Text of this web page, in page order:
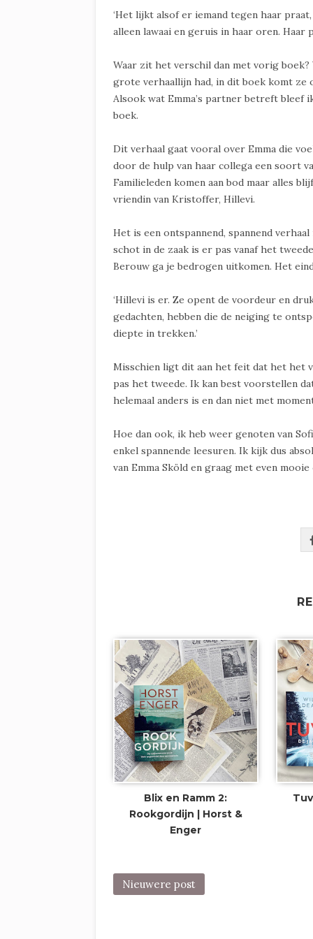
‘Het lijkt alsof er iemand tegen haar
alleen lawaai en geruis in haar oren. Haar
Waar zit het verschil dan met vorig boek?
grote verhaallijn had, in dit boek komt ze
Alsook wat Emma’s partner betreft
boek.
Dit verhaal gaat vooral over Emma die
door de hulp van haar collega een soort
Familieleden komen aan bod maar alles
vriendin van Kristoffer, Hillevi.
Het is een ontspannend, spannend
schot in de zaak is er pas vanaf het
Berouw ga je bedrogen uitkomen. Het
‘Hillevi is er. Ze opent de voordeur en
gedachten, hebben die de neiging te
diepte in trekken.’
Misschien ligt dit aan het feit dat het het
pas het tweede. Ik kan best voorstellen
helemaal anders is en dan niet met
Hoe dan ook, ik heb weer genoten van
enkel spannende leesuren. Ik kijk dus
van Emma Sköld en graag met even mooie
Blix en Ramm 2:
Rookgordijn | Horst &
Enger
Nieuwere post